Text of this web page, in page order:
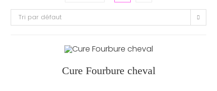
Tri par défaut
Cure Fourbure cheval